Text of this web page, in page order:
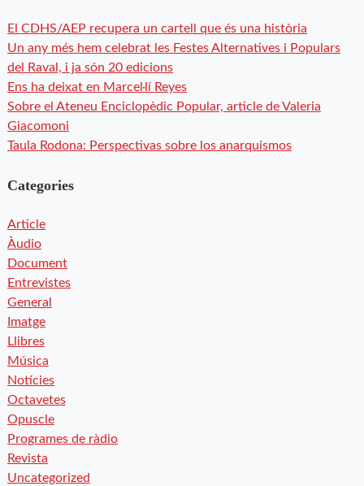
El CDHS/AEP recupera un cartell que és una història
Un any més hem celebrat les Festes Alternatives i Populars
del Raval, i ja són 20 edicions
Ens ha deixat en Marcel·lí Reyes
Sobre el Ateneu Enciclopèdic Popular, article de Valeria
Giacomoni
Taula Rodona: Perspectivas sobre los anarquismos
Categories
Article
Àudio
Document
Entrevistes
General
Imatge
Llibres
Música
Notícies
Octavetes
Opuscle
Programes de ràdio
Revista
Uncategorized